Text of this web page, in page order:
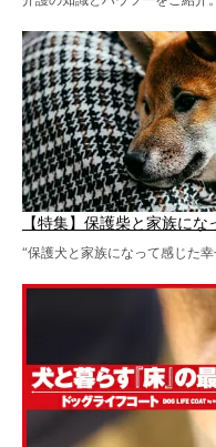
【特集】保護柴と家族にな
“保護犬と家族になって感じた幸